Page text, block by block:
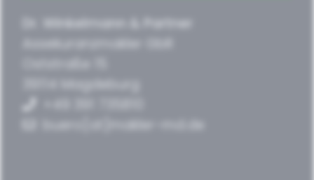
Dr. Winkelmann & Partner
buero[at]makler-md.de